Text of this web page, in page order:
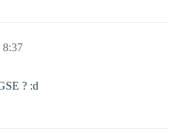
8:37
? :d